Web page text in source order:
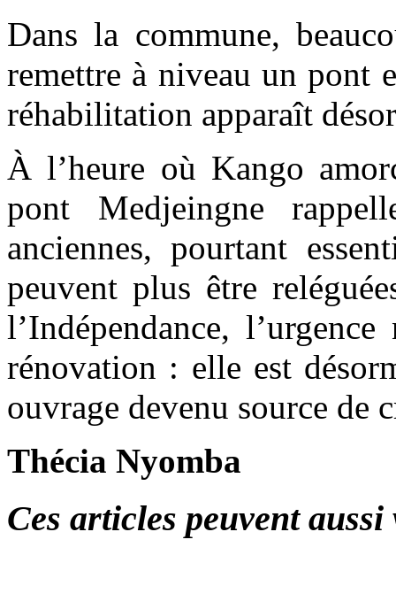
Dans la commune,
remettre à niveau un pont
réhabilitation apparaît
À l’heure où Kango
pont Medjeingne
anciennes, pourtant
peuvent plus être
l’Indépendance,
rénovation : elle est
ouvrage devenu source de
Thécia Nyomba
Ces articles peuvent